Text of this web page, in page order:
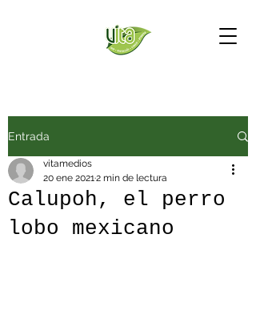
Entrada
Calupoh, el perro
lobo mexicano
vitamedios
20 ene 20212 min de lectura